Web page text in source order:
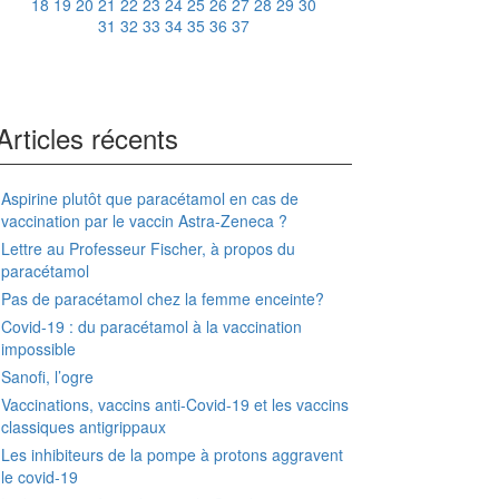
18 19 20 21 22 23 24 25 26 27 28 29 30
31 32 33 34 35 36 37
récents
Aspirine plutôt que paracétamol en cas de
vaccination par le vaccin Astra-Zeneca ?
Lettre au Professeur Fischer, à propos du
paracétamol
Pas de paracétamol chez la femme enceinte?
Covid-19 : du paracétamol à la vaccination
impossible
Sanofi, l’ogre
Vaccinations, vaccins anti-Covid-19 et les vaccins
classiques antigrippaux
Les inhibiteurs de la pompe à protons aggravent
le covid-19